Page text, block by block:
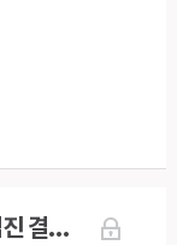
2025년11월26일 건강검진 결과 ...정말 궁금해서 문의 드려요